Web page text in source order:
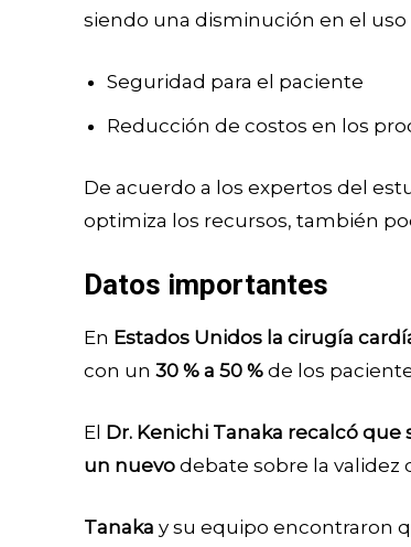
siendo una disminución en el
Seguridad para el paciente
Reducción de costos en los
De acuerdo a los expertos del
optimiza los recursos, también
Datos importantes
En Estados Unidos la cirugía
con un 30 % a 50 % de los
El Dr. Kenichi Tanaka recalcó
un nuevo debate sobre la validez
Tanaka y su equipo encontraron